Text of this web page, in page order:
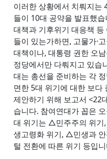
이러한 상황에서 치뤄지는
들이 10대 공약을 발표했
대책과 기후위기 대응책
들이 있는가하면, 고물가·
대책이나, 대통령 권한 오
정당에서만 다뤄지고 있습
대는 총선을 준비하는 각
면한 5대 위기에 대한 보다
제안하기 위해 보고서 <22
습니다. 참여연대가 꼽은
대 위기는 △민주주의 위
생고령화 위기, △민생과
털 전환에 따른 위기 등입